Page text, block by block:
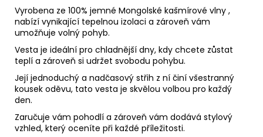
Vyrobena ze 100% jemné Mongolské kašmírové vlny ,
nabízí vynikající tepelnou izolaci a zároveň vám
umožňuje volný pohyb.
Vesta je ideální pro chladnější dny, kdy chcete zůstat
teplí a zároveň si udržet svobodu pohybu.
Její jednoduchý a nadčasový střih z ní činí všestranný
kousek oděvu, tato vesta je skvělou volbou pro každý
den.
Zaručuje vám pohodlí a zároveň vám dodává stylový
vzhled, který oceníte při každé příležitosti.